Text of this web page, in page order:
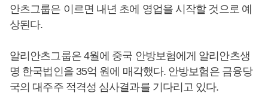
안츠그룹은 이르면 내년 초에 영업을 시작할 것으로 예
상된다.
알리안츠그룹은 4월에 중국 안방보험에게 알리안츠생
명 한국법인을 35억 원에 매각했다. 안방보험은 금융당
국의 대주주 적격성 심사결과를 기다리고 있다.